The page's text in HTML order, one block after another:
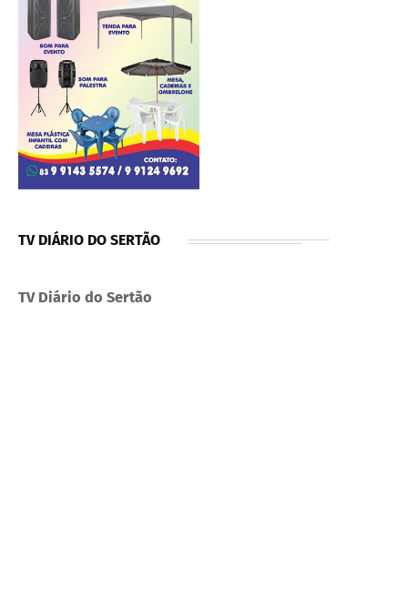
TV DIÁRIO DO SERTÃO
TV Diário do Sertão